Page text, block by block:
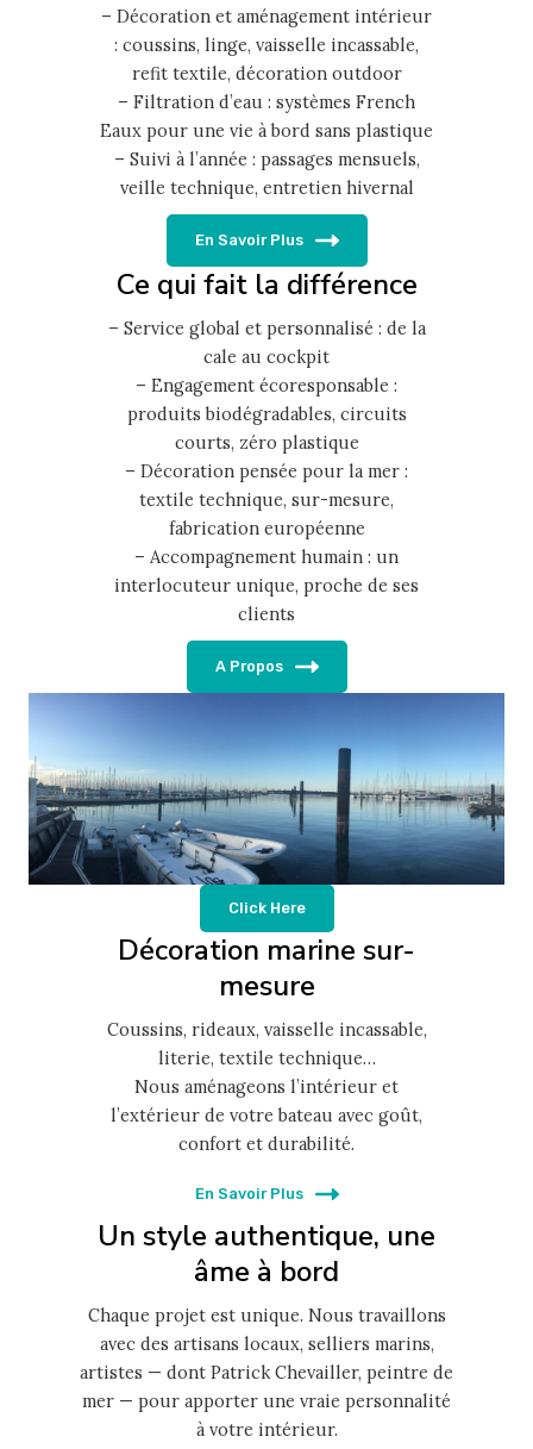
– Décoration et aménagement intérieur
: coussins, linge, vaisselle incassable,
refit textile, décoration outdoor
– Filtration d’eau : systèmes French
Eaux pour une vie à bord sans plastique
– Suivi à l’année : passages mensuels,
veille technique, entretien hivernal
En Savoir Plus
Ce qui fait la différence
– Service global et personnalisé : de la
cale au cockpit
– Engagement écoresponsable :
produits biodégradables, circuits
courts, zéro plastique
– Décoration pensée pour la mer :
textile technique, sur-mesure,
fabrication européenne
– Accompagnement humain : un
interlocuteur unique, proche de ses
clients
A Propos
Click Here
Décoration marine sur-
mesure
Coussins, rideaux, vaisselle incassable,
literie, textile technique…
Nous aménageons l’intérieur et
l’extérieur de votre bateau avec goût,
confort et durabilité.
En Savoir Plus
Un style authentique, une
âme à bord
Chaque projet est unique. Nous travaillons
avec des artisans locaux, selliers marins,
artistes — dont Patrick Chevailler, peintre de
mer — pour apporter une vraie personnalité
à votre intérieur.